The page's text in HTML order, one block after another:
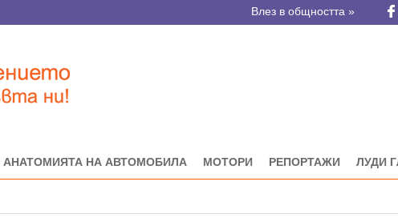
Влез в общността »
АНАТОМИЯТА НА АВТОМОБИЛА МОТОРИ РЕПОРТАЖИ ЛУДИ